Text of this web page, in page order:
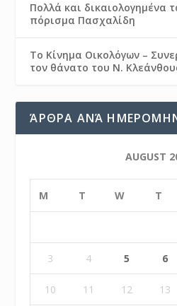
Πολλά και δικαιολογημένα
πόρισμα Πασχαλίδη
Το Κίνημα Οικολόγων –
τον θάνατο του Ν.
ΆΡΘΡΑ ΑΝΆ
AUGUST
M T W T
3 4 5 6
10 11 12 13